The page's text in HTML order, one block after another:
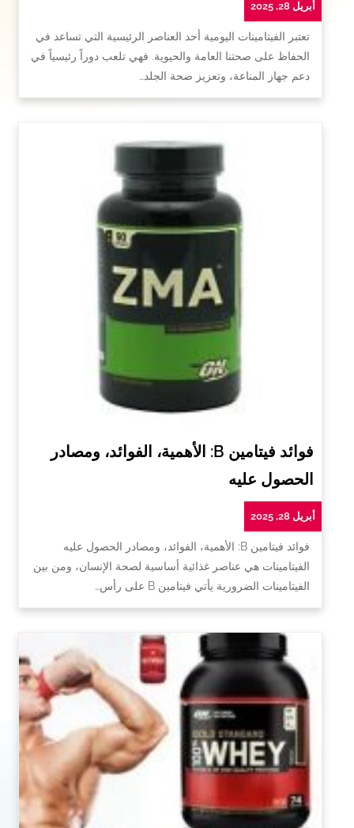
أبريل 28, 2025
تعتبر الفيتامينات اليومية أحد العناصر الرئيسية التي تساعد في
الحفاظ على صحتنا العامة والحيوية. فهي تلعب دوراً رئيسياً في
دعم جهاز المناعة، وتعزيز صحة الجلد…
فوائد فيتامين B: الأهمية، الفوائد، ومصادر
الحصول عليه
أبريل 28, 2025
فوائد فيتامين B: الأهمية، الفوائد، ومصادر الحصول عليه
الفيتامينات هي عناصر غذائية أساسية لصحة الإنسان، ومن بين
الفيتامينات الضرورية يأتي فيتامين B على رأس…